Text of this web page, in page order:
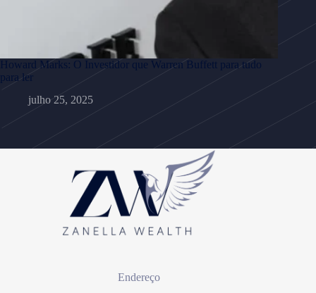
Howard Marks: O Investidor que Warren Buffett para tudo
para ler
julho 25, 2025
Endereço